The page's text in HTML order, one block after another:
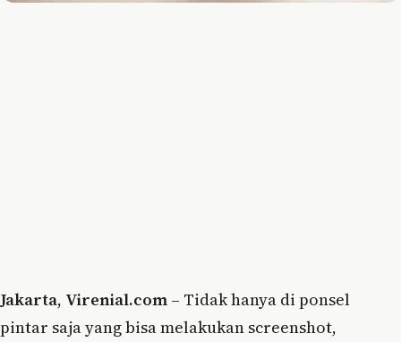
Jakarta, Virenial.com – Tidak hanya di ponsel
pintar saja yang bisa melakukan screenshot,